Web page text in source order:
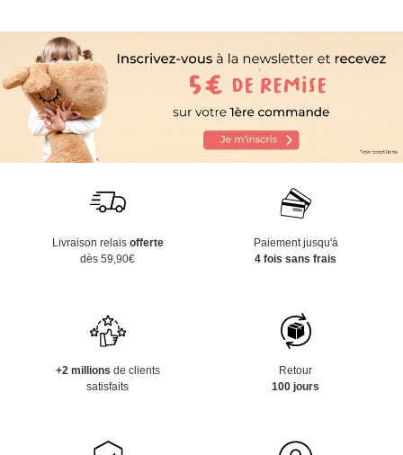
Livraison relais offerte
dès 59,90€
Paiement jusqu'à
4 fois sans frais
+2 millions de clients
satisfaits
Retour
100 jours